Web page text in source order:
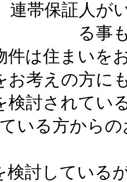
連帯保証人が
る事
件は住まいを
お考えの方に
検討されてい
いる方から
検討している